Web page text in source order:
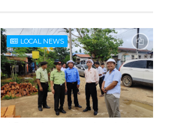
LOCAL NEWS